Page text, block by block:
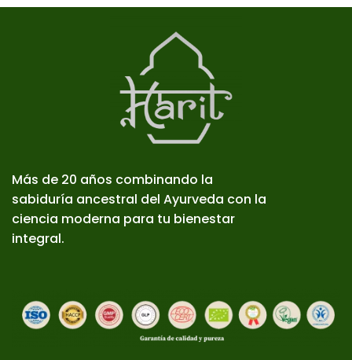
Más de 20 años combinando la
sabiduría ancestral del Ayurveda con la
ciencia moderna para tu bienestar
integral.